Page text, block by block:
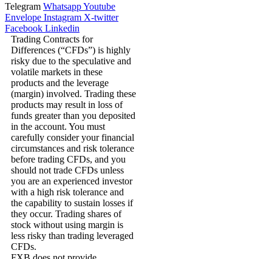
Telegram WhatsappYoutube
Envelope Instagram X-twitter
Facebook Linkedin
Trading Contracts for
Differences (“CFDs”) is highly
risky due to the speculative and
volatile markets in these
products and the leverage
(margin) involved. Trading these
products may result in loss of
funds greater than you deposited
in the account. You must
carefully consider your financial
circumstances and risk tolerance
before trading CFDs, and you
should not trade CFDs unless
you are an experienced investor
with a high risk tolerance and
the capability to sustain losses if
they occur. Trading shares of
stock without using margin is
less risky than trading leveraged
CFDs.